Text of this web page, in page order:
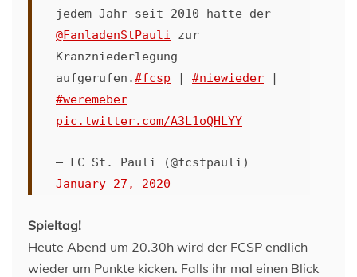
jedem Jahr seit 2010 hatte der
@FanladenStPauli zur
Kranzniederlegung
aufgerufen.#fcsp | #niewieder |
#weremeber
pic.twitter.com/A3L1oQHLYY
— FC St. Pauli (@fcstpauli)
January 27, 2020
Spieltag!
Heute Abend um 20.30h wird der FCSP endlich
wieder um Punkte kicken. Falls ihr mal einen Blick